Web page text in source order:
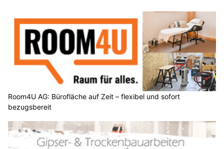
Room4U AG: Bürofläche auf Zeit – flexibel und sofort
bezugsbereit